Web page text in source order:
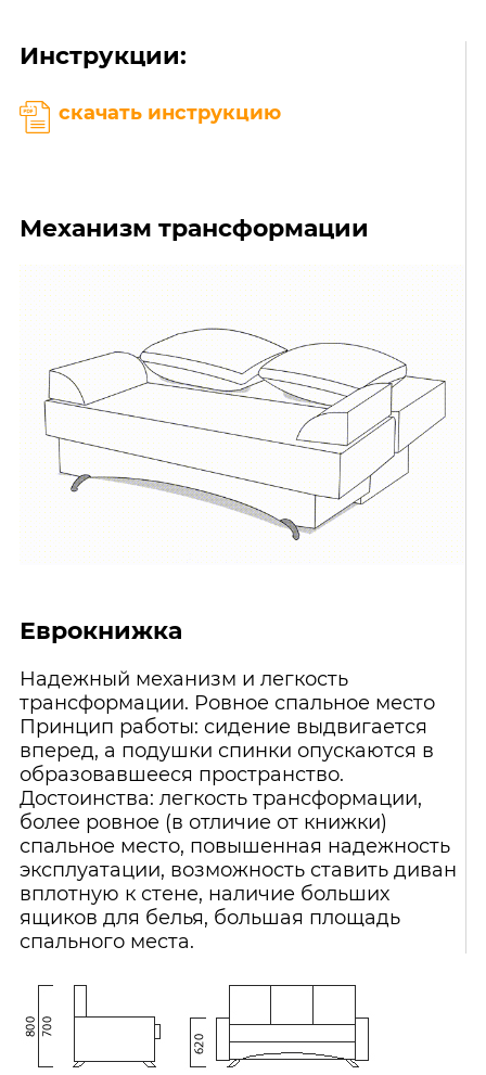
Инструкции:
скачать инструкцию
Механизм трансформации
Еврокнижка
Надежный механизм и легкость
трансформации. Ровное спальное место
Принцип работы: сидение выдвигается
вперед, а подушки спинки опускаются в
образовавшееся пространство.
Достоинства: легкость трансформации,
более ровное (в отличие от книжки)
спальное место, повышенная надежность
эксплуатации, возможность ставить диван
вплотную к стене, наличие больших
ящиков для белья, большая площадь
спального места.